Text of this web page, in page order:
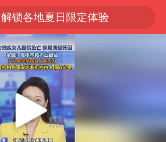
解锁各地夏日限定体验
酒店回应车内过夜被收150元
名创优品一次性内裤 颜面尽失
“六爷”挂一颗出场
金饰克价一夜涨回1300元